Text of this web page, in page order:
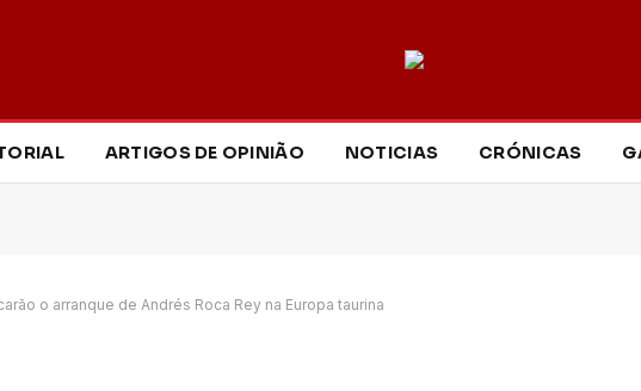
ARTIGOS DE OPINIÃO NOTICIAS CRÓNICAS
o arranque de Andrés Roca Rey na Europa taurina